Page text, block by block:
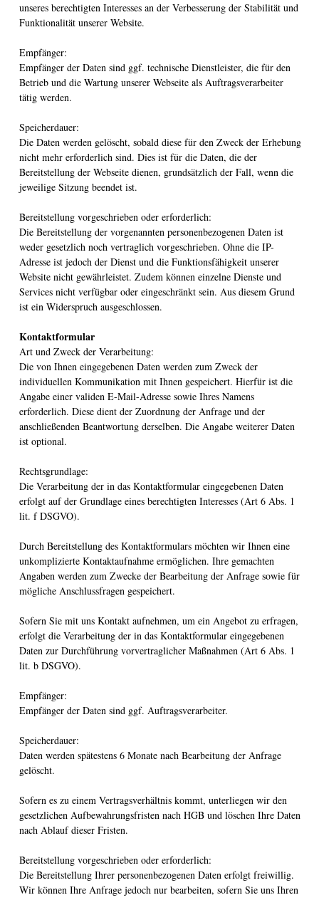
unseres berechtigten Interesses an der Verbesserung der Stabilität und
Funktionalität unserer Website.
Empfänger:
Empfänger der Daten sind ggf. technische Dienstleister, die für den
Betrieb und die Wartung unserer Webseite als Auftragsverarbeiter
tätig werden.
Speicherdauer:
Die Daten werden gelöscht, sobald diese für den Zweck der Erhebung
nicht mehr erforderlich sind. Dies ist für die Daten, die der
Bereitstellung der Webseite dienen, grundsätzlich der Fall, wenn die
jeweilige Sitzung beendet ist.
Bereitstellung vorgeschrieben oder erforderlich:
Die Bereitstellung der vorgenannten personenbezogenen Daten ist
weder gesetzlich noch vertraglich vorgeschrieben. Ohne die IP-
Adresse ist jedoch der Dienst und die Funktionsfähigkeit unserer
Website nicht gewährleistet. Zudem können einzelne Dienste und
Services nicht verfügbar oder eingeschränkt sein. Aus diesem Grund
ist ein Widerspruch ausgeschlossen.
Kontaktformular
Art und Zweck der Verarbeitung:
Die von Ihnen eingegebenen Daten werden zum Zweck der
individuellen Kommunikation mit Ihnen gespeichert. Hierfür ist die
Angabe einer validen E-Mail-Adresse sowie Ihres Namens
erforderlich. Diese dient der Zuordnung der Anfrage und der
anschließenden Beantwortung derselben. Die Angabe weiterer Daten
ist optional.
Rechtsgrundlage:
Die Verarbeitung der in das Kontaktformular eingegebenen Daten
erfolgt auf der Grundlage eines berechtigten Interesses (Art 6 Abs. 1
lit. f DSGVO).
Durch Bereitstellung des Kontaktformulars möchten wir Ihnen eine
unkomplizierte Kontaktaufnahme ermöglichen. Ihre gemachten
Angaben werden zum Zwecke der Bearbeitung der Anfrage sowie für
mögliche Anschlussfragen gespeichert.
Sofern Sie mit uns Kontakt aufnehmen, um ein Angebot zu erfragen,
erfolgt die Verarbeitung der in das Kontaktformular eingegebenen
Daten zur Durchführung vorvertraglicher Maßnahmen (Art 6 Abs. 1
lit. b DSGVO).
Empfänger:
Empfänger der Daten sind ggf. Auftragsverarbeiter.
Speicherdauer:
Daten werden spätestens 6 Monate nach Bearbeitung der Anfrage
gelöscht.
Sofern es zu einem Vertragsverhältnis kommt, unterliegen wir den
gesetzlichen Aufbewahrungsfristen nach HGB und löschen Ihre Daten
nach Ablauf dieser Fristen.
Bereitstellung vorgeschrieben oder erforderlich:
Die Bereitstellung Ihrer personenbezogenen Daten erfolgt freiwillig.
Wir können Ihre Anfrage jedoch nur bearbeiten, sofern Sie uns Ihren